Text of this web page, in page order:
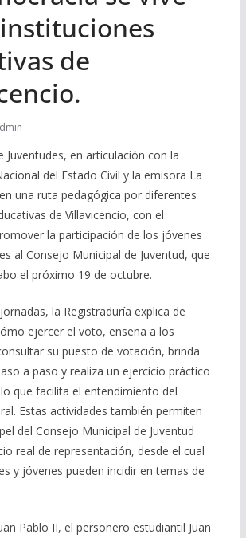
de
Juventudes, en articulación con la
del Estado Civil y la emisora La
una ruta pedagógica por diferentes
de Villavicencio, con el
la participación de los jóvenes
al Consejo Municipal de Juventud, que
el próximo 19 de octubre.
la Registraduría explica de
ejercer el voto, enseña a los
su puesto de votación, brinda
a paso y realiza un ejercicio práctico
que facilita el entendimiento del
Estas actividades también permiten
del Consejo Municipal de Juventud
real de representación, desde el cual
y jóvenes pueden incidir en temas de
Pablo II, el personero estudiantil Juan